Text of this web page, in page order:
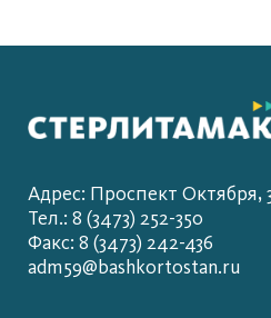
Адрес: Проспект Октября,
Тел.: 8 (3473) 252-350
Факс: 8 (3473) 242-436
adm59@bashkortostan.ru